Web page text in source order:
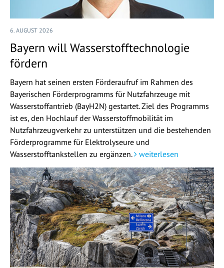
6. AUGUST 2026
Bayern will Wasserstofftechnologie
fördern
Bayern hat seinen ersten Förderaufruf im Rahmen des
Bayerischen Förderprogramms für Nutzfahrzeuge mit
Wasserstoffantrieb (BayH2N) gestartet. Ziel des Programms
ist es, den Hochlauf der Wasserstoffmobilität im
Nutzfahrzeugverkehr zu unterstützen und die bestehenden
Förderprogramme für Elektrolyseure und
Wasserstofftankstellen zu ergänzen.
weiterlesen